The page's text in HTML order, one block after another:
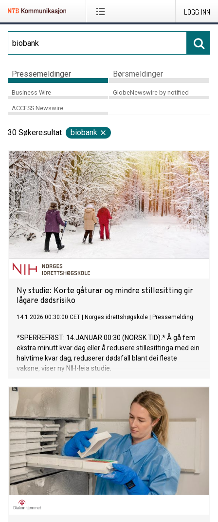
LOGG INN
Pressemeldinger Børsmeldinger
Business Wire GlobeNewswire by notified
ACCESS Newswire
30 Søkeresultat biobank
Ny studie: Korte gåturar og mindre stillesitting gir
lågare dødsrisiko
14.1.2026 00:30:00 CET Norges idrettshøgskole Pressemelding
*SPERREFRIST: 14.JANUAR 00:30 (NORSK TID).* Å gå fem
ekstra minutt kvar dag eller å redusere stillesittinga med ein
halvtime kvar dag, reduserer dødsfall blant dei fleste
vaksne, viser ny NIH-leia studie.